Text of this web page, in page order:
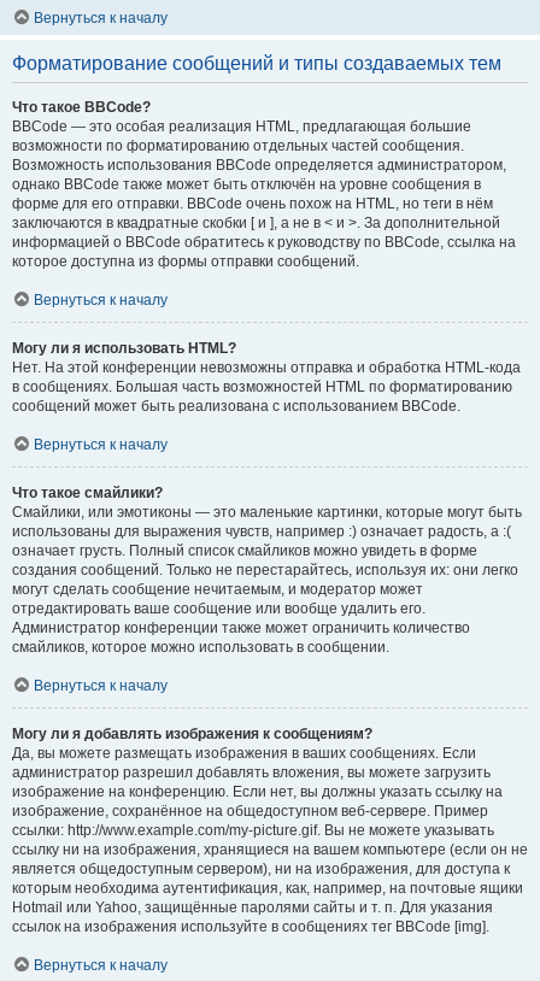
Вернуться к началу
Форматирование сообщений и типы создаваемых тем
Что такое BBCode?
BBCode — это особая реализация HTML, предлагающая большие
возможности по форматированию отдельных частей сообщения.
Возможность использования BBCode определяется администратором,
однако BBCode также может быть отключён на уровне сообщения в
форме для его отправки. BBCode очень похож на HTML, но теги в нём
заключаются в квадратные скобки [ и ], а не в < и >. За дополнительной
информацией о BBCode обратитесь к руководству по BBCode, ссылка на
которое доступна из формы отправки сообщений.
Вернуться к началу
Могу ли я использовать HTML?
Нет. На этой конференции невозможны отправка и обработка HTML-кода
в сообщениях. Большая часть возможностей HTML по форматированию
сообщений может быть реализована с использованием BBCode.
Вернуться к началу
Что такое смайлики?
Смайлики, или эмотиконы — это маленькие картинки, которые могут быть
использованы для выражения чувств, например :) означает радость, а :(
означает грусть. Полный список смайликов можно увидеть в форме
создания сообщений. Только не перестарайтесь, используя их: они легко
могут сделать сообщение нечитаемым, и модератор может
отредактировать ваше сообщение или вообще удалить его.
Администратор конференции также может ограничить количество
смайликов, которое можно использовать в сообщении.
Вернуться к началу
Могу ли я добавлять изображения к сообщениям?
Да, вы можете размещать изображения в ваших сообщениях. Если
администратор разрешил добавлять вложения, вы можете загрузить
изображение на конференцию. Если нет, вы должны указать ссылку на
изображение, сохранённое на общедоступном веб-сервере. Пример
ссылки: http://www.example.com/my-picture.gif. Вы не можете указывать
ссылку ни на изображения, хранящиеся на вашем компьютере (если он не
является общедоступным сервером), ни на изображения, для доступа к
которым необходима аутентификация, как, например, на почтовые ящики
Hotmail или Yahoo, защищённые паролями сайты и т. п. Для указания
ссылок на изображения используйте в сообщениях тег BBCode [img].
Вернуться к началу